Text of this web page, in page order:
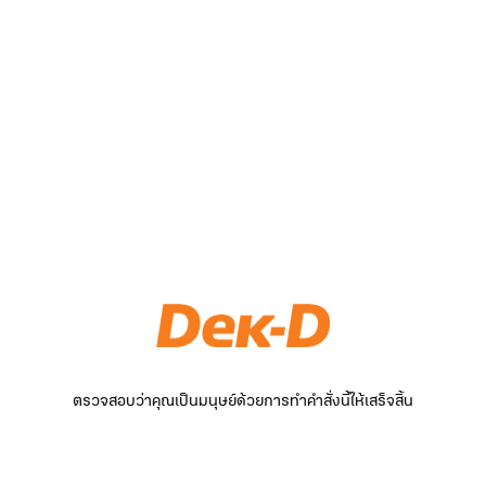
ตรวจสอบว่าคุณเป็นมนุษย์ด้วยการทำคำสั่งนี้ให้เสร็จสิ้น